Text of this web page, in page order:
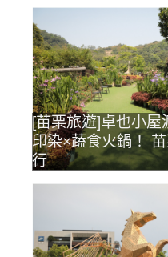
[苗栗旅遊]卓也小
印染×蔬食火鍋！
行